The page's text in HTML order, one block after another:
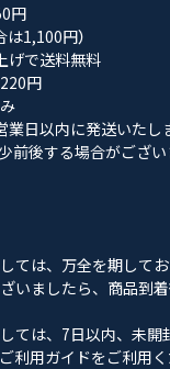
円
は1,100円）
げで送料無料
円
業日以内に発送いたし
前後する場合がござい
ては、万全を期して
いましたら、商品到
ては、7日以内、未開
利用ガイドをご利用く